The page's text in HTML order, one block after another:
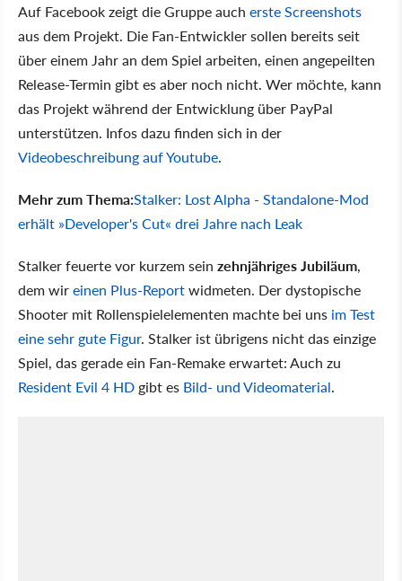
Auf Facebook zeigt die Gruppe auch erste Screenshots
aus dem Projekt. Die Fan-Entwickler sollen bereits seit
über einem Jahr an dem Spiel arbeiten, einen angepeilten
Release-Termin gibt es aber noch nicht. Wer möchte, kann
das Projekt während der Entwicklung über PayPal
unterstützen. Infos dazu finden sich in der
Videobeschreibung auf Youtube.
Mehr zum Thema:Stalker: Lost Alpha - Standalone-Mod
erhält »Developer's Cut« drei Jahre nach Leak
Stalker feuerte vor kurzem sein zehnjähriges Jubiläum,
dem wireinen Plus-Reportwidmeten. Der dystopische
Shooter mit Rollenspielelementen machte bei uns im Test
eine sehr gute Figur. Stalker ist übrigens nicht das einzige
Spiel, das gerade ein Fan-Remake erwartet: Auch zu
Resident Evil 4 HD gibt es Bild- und Videomaterial.